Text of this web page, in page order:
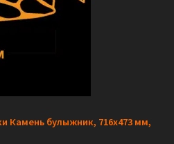
Камень булыжник, 716х473 мм,